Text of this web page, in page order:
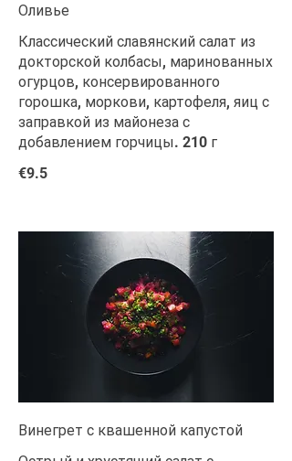
Оливье
Классический славянский салат из
докторской колбасы, маринованных
огурцов, консервированного
горошка, моркови, картофеля, яиц с
заправкой из майонеза с
добавлением горчицы. 210 г
€9.5
Винегрет с квашенной капустой